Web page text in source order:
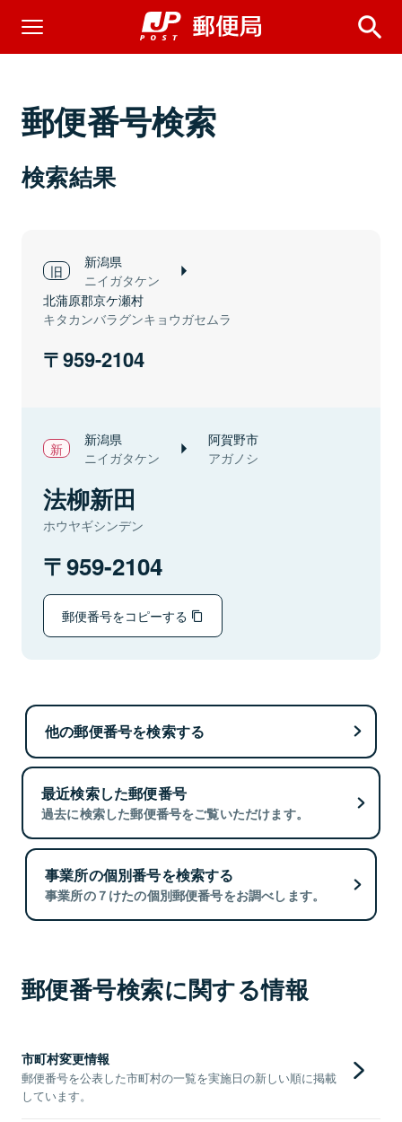
郵便番号検索
検索結果
新潟県
ニイガタケン
北蒲原郡京ケ瀬村
キタカンバラグンキョウガセムラ
959-2104
新潟県
ニイガタケン
阿賀野市
アガノシ
法柳新田
ホウヤギシンデン
959-2104
郵便番号をコピーする
他の郵便番号を検索する
最近検索した郵便番号
過去に検索した郵便番号をご覧いただけます。
事業所の個別番号を検索する
事業所の７けたの個別郵便番号をお調べします。
郵便番号検索に関する情報
市町村変更情報
郵便番号を公表した市町村の一覧を実施日の新しい順に掲載
しています。